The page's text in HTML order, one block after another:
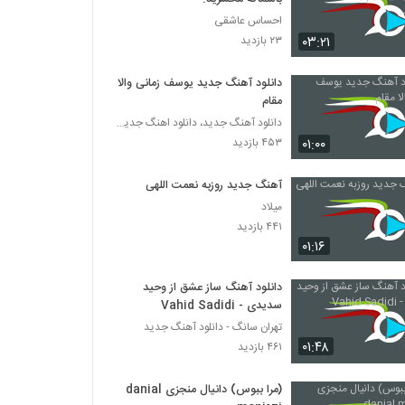
۰۳:۲۱
احساس عاشقی
۲۳ بازدید
۰۱:۰۰
دانلود آهنگ جدید یوسف زمانی والا
مقام
دانلود آهنگ جدید، دانلود اهنگ جدید ایرانی
۴۵۳ بازدید
۰۱:۱۶
آهنگ جدید روزبه نعمت اللهی
میلاد
۴۴۱ بازدید
۰۱:۴۸
دانلود آهنگ ساز عشق از وحید
سدیدی - Vahid Sadidi
تهران سانگ - دانلود آهنگ جدید
۴۶۱ بازدید
(مرا ببوس) دانیال منجزی danial